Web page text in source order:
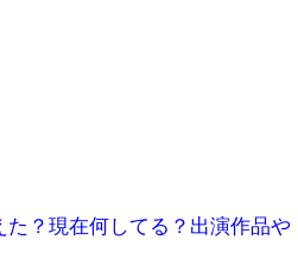
た？現在何してる？出演作品や